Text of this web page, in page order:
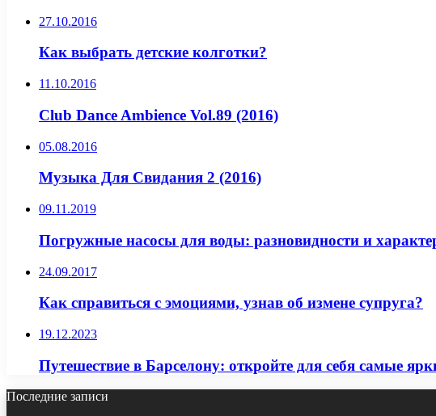
27.10.2016
Как выбрать детские колготки?
11.10.2016
Club Dance Ambience Vol.89 (2016)
05.08.2016
Музыка Для Свидания 2 (2016)
09.11.2019
Погружные насосы для воды: разновидности и
24.09.2017
Как справиться с эмоциями, узнав об измене супруга?
19.12.2023
Путешествие в Барселону: откройте для себя самые
Последние записи